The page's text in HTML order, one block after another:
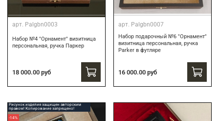
арт. Palgbn0003
Набор №4 "Орнамент" визитница
персональная, ручка Паркер
18 000.00 руб
арт. Palgbn0007
Набор подарочный №6 "Орнамент"
визитница персональная, ручка
Parker в футляре
16 000.00 руб
Рисунок изделия защищен авторским
правом! Копирование запрещено!
-14%